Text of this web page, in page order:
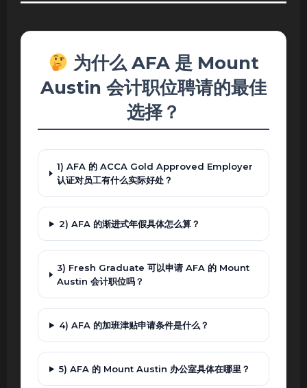
为什么 AFA 是 Mount
Austin 会计职位聘请的最佳
选择？
1) AFA 的 ACCA Gold Approved Employer
认证对员工有什么实际好处？
2) AFA 的渐进式年假具体怎么算？
3) Fresh Graduate 可以申请 AFA 的 Mount
Austin 会计职位吗？
4) AFA 的加班津贴申请条件是什么？
5) AFA 的 Mount Austin 办公室具体在哪里？